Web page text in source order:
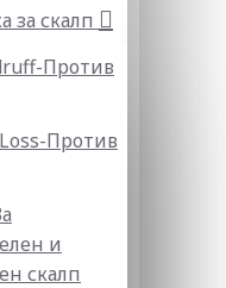
за скалп
Против
Против
и
скалп